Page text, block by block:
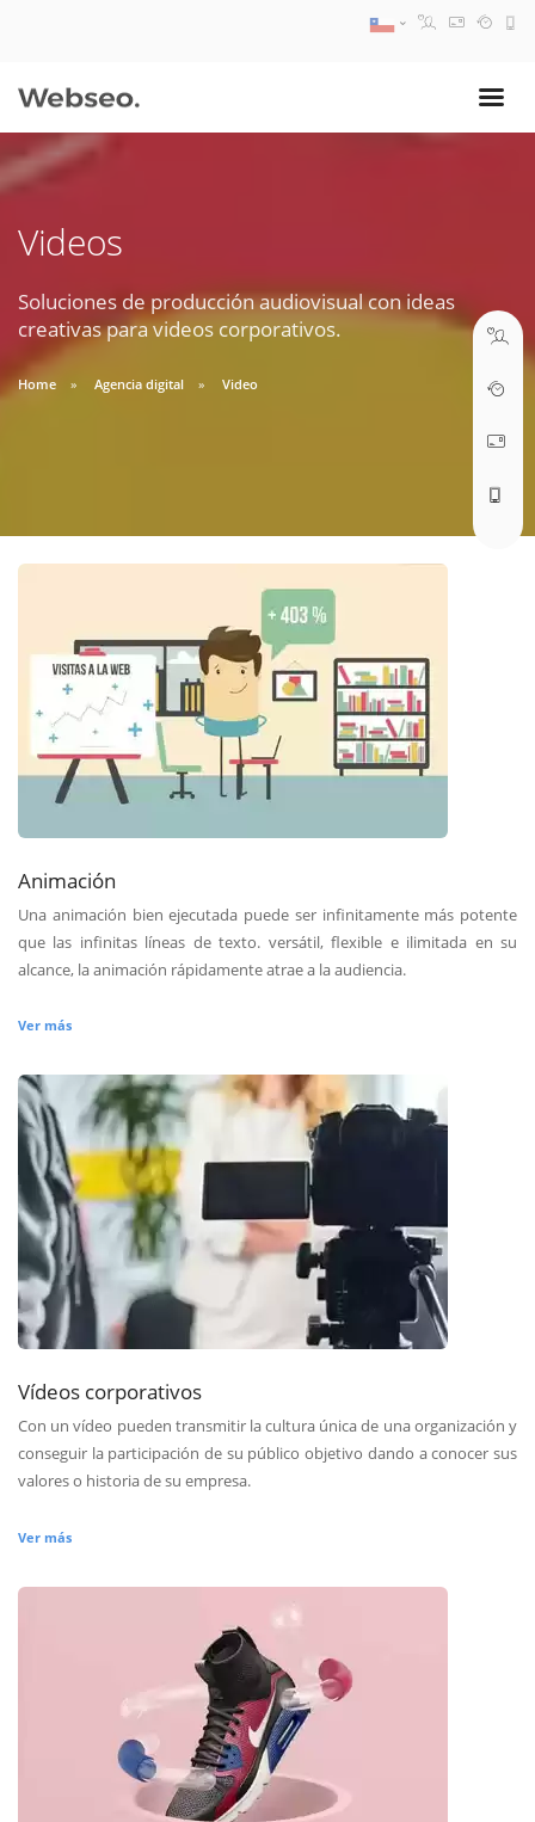
Videos
Soluciones de producción audiovisual con ideas
creativas para videos corporativos.
Home Agencia digital Video
Animación
Una animación bien ejecutada puede ser infinitamente más potente
que las infinitas líneas de texto. versátil, flexible e ilimitada en su
alcance, la animación rápidamente atrae a la audiencia.
Ver más
Vídeos corporativos
Con un vídeo pueden transmitir la cultura única de una organización y
conseguir la participación de su público objetivo dando a conocer sus
valores o historia de su empresa.
Ver más
soporte@webseo.cl